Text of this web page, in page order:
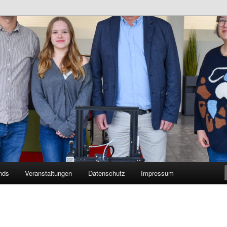
Bildungsnetzwerk des Kreises Lippe
Veranstaltungen Datenschutz Impressum